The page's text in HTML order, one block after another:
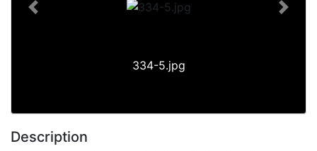
334-5.jpg
Previous Next
Description